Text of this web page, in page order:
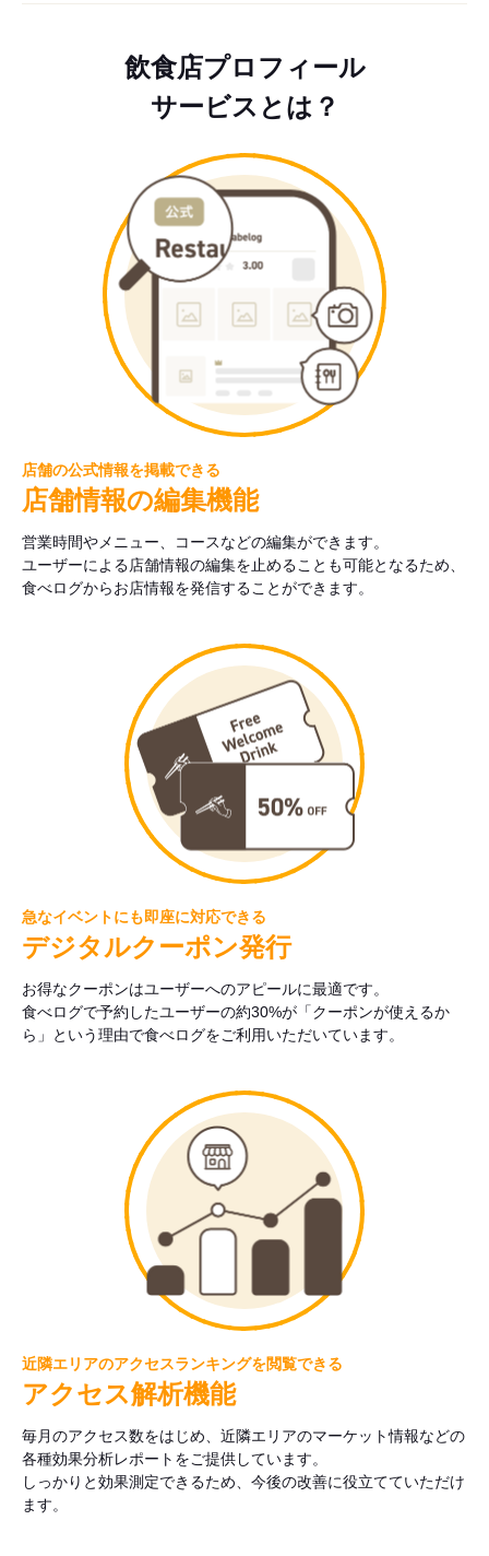
飲食店プロフィール
サービスとは？
店舗の公式情報を掲載できる
店舗情報の編集機能
営業時間やメニュー、コースなどの編集ができます。
ユーザーによる店舗情報の編集を止めることも可能となるため、
食べログからお店情報を発信することができます。
急なイベントにも即座に対応できる
デジタルクーポン発行
お得なクーポンはユーザーへのアピールに最適です。
食べログで予約したユーザーの約30%が「クーポンが使えるか
ら」という理由で食べログをご利用いただいています。
近隣エリアのアクセスランキングを閲覧できる
アクセス解析機能
毎月のアクセス数をはじめ、近隣エリアのマーケット情報などの
各種効果分析レポートをご提供しています。
しっかりと効果測定できるため、今後の改善に役立てていただけ
ます。